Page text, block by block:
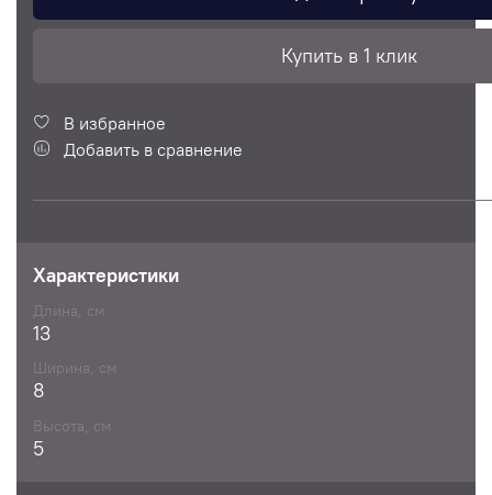
Купить в 1 клик
В избранное
Добавить в сравнение
Характеристики
Длина, см
13
Ширина, см
8
Высота, см
5